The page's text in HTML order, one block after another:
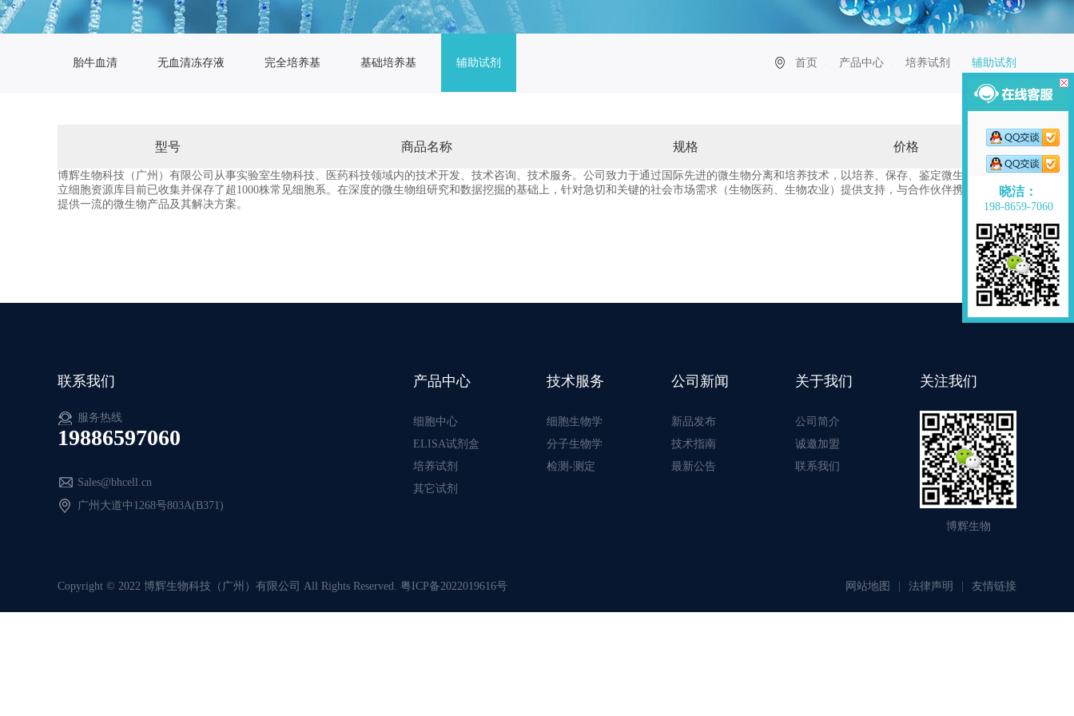
晓洁：
198-8659-7060
胎牛血清 无血清冻存液 完全培养基 基础培养基 辅助试剂 首页 产品中心 培养试剂 辅助试剂
型号 商品名称 规格 价格
博辉生物科技（广州）有限公司从事实验室生物科技、医药科技领域内的技术开发、技术咨询、技术服务。公司致力于通过国际先进的微生物分离和培养技术，以培养、保存、鉴定微生物资源建
立细胞资源库目前已收集并保存了超1000株常见细胞系。在深度的微生物组研究和数据挖掘的基础上，针对急切和关键的社会市场需求（生物医药、生物农业）提供支持，与合作伙伴携手为客户
提供一流的微生物产品及其解决方案。
联系我们
服务热线
19886597060
Sales@bhcell.cn
广州大道中1268号803A(B371)
产品中心
细胞中心
ELISA试剂盒
培养试剂
其它试剂
技术服务
细胞生物学
分子生物学
检测-测定
公司新闻
新品发布
技术指南
最新公告
关于我们
公司简介
诚邀加盟
联系我们
关注我们
博辉生物
网站地图 法律声明 友情链接
Copyright © 2022 博辉生物科技（广州）有限公司 All Rights Reserved. 粤ICP备2022019616号